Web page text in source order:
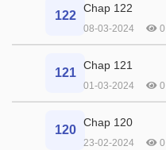
122
Chap 122
08-03-2024 0
121
Chap 121
01-03-2024 0
120
Chap 120
23-02-2024 0